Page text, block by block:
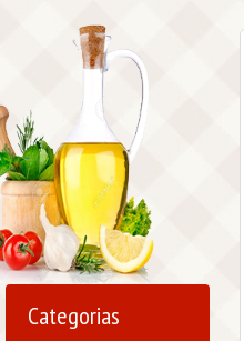
Categorias